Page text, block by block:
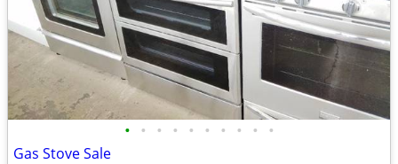
• • • • • • • • • •
Gas Stove Sale